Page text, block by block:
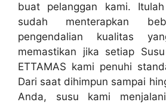
buat pelanggan kami.
sudah menterapkan
pengendalian kualitas
memastikan jika setiap
ETTAMAS kami penuhi
Dari saat dihimpun sampai
Anda, susu kami